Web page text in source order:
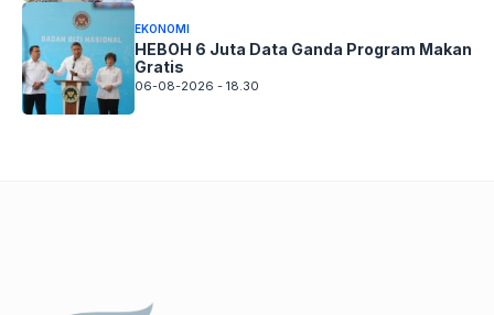
EKONOMI
HEBOH 6 Juta Data Ganda Program Makan
Gratis
06-08-2026 - 18.30